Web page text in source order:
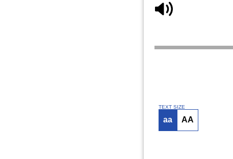
TEXT SIZE
aa AA